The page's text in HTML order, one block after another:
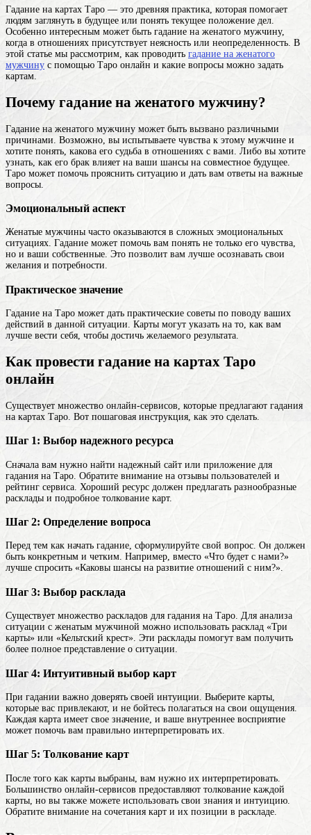
Гадание на картах Таро — это древняя практика, которая помогает
людям заглянуть в будущее или понять текущее положение дел.
Особенно интересным может быть гадание на женатого мужчину,
когда в отношениях присутствует неясность или неопределенность. В
этой статье мы рассмотрим, как проводить гадание на женатого
мужчину с помощью Таро онлайн и какие вопросы можно задать
картам.
Почему гадание на женатого мужчину?
Гадание на женатого мужчину может быть вызвано различными
причинами. Возможно, вы испытываете чувства к этому мужчине и
хотите понять, какова его судьба в отношениях с вами. Либо вы хотите
узнать, как его брак влияет на ваши шансы на совместное будущее.
Таро может помочь прояснить ситуацию и дать вам ответы на важные
вопросы.
Эмоциональный аспект
Женатые мужчины часто оказываются в сложных эмоциональных
ситуациях. Гадание может помочь вам понять не только его чувства,
но и ваши собственные. Это позволит вам лучше осознавать свои
желания и потребности.
Практическое значение
Гадание на Таро может дать практические советы по поводу ваших
действий в данной ситуации. Карты могут указать на то, как вам
лучше вести себя, чтобы достичь желаемого результата.
Как провести гадание на картах Таро
онлайн
Существует множество онлайн-сервисов, которые предлагают гадания
на картах Таро. Вот пошаговая инструкция, как это сделать.
Шаг 1: Выбор надежного ресурса
Сначала вам нужно найти надежный сайт или приложение для
гадания на Таро. Обратите внимание на отзывы пользователей и
рейтинг сервиса. Хороший ресурс должен предлагать разнообразные
расклады и подробное толкование карт.
Шаг 2: Определение вопроса
Перед тем как начать гадание, сформулируйте свой вопрос. Он должен
быть конкретным и четким. Например, вместо «Что будет с нами?»
лучше спросить «Каковы шансы на развитие отношений с ним?».
Шаг 3: Выбор расклада
Существует множество раскладов для гадания на Таро. Для анализа
ситуации с женатым мужчиной можно использовать расклад «Три
карты» или «Кельтский крест». Эти расклады помогут вам получить
более полное представление о ситуации.
Шаг 4: Интуитивный выбор карт
При гадании важно доверять своей интуиции. Выберите карты,
которые вас привлекают, и не бойтесь полагаться на свои ощущения.
Каждая карта имеет свое значение, и ваше внутреннее восприятие
может помочь вам правильно интерпретировать их.
Шаг 5: Толкование карт
После того как карты выбраны, вам нужно их интерпретировать.
Большинство онлайн-сервисов предоставляют толкование каждой
карты, но вы также можете использовать свои знания и интуицию.
Обратите внимание на сочетания карт и их позиции в раскладе.